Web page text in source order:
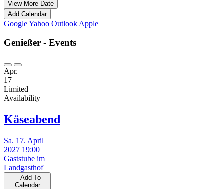
View More Date
Add Calendar
GoogleYahoo Outlook Apple
Genießer - Events
Apr.
17
Limited
Availability
Käseabend
Sa. 17. April
2027 19:00
Gaststube im
Landgasthof
Add To
Calendar